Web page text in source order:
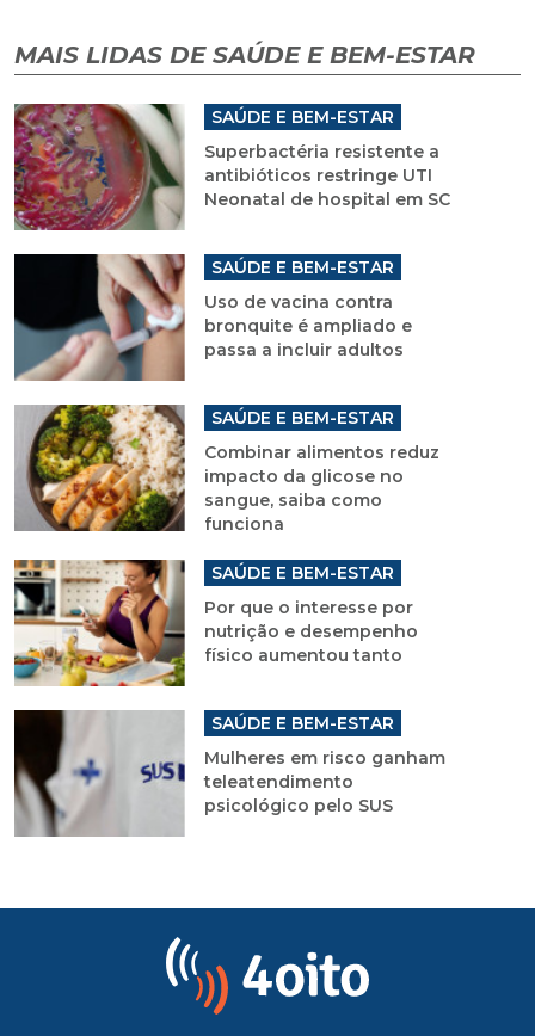
MAIS LIDAS DE SAÚDE E BEM-ESTAR
SAÚDE E BEM-ESTAR
Superbactéria resistente a
antibióticos restringe UTI
Neonatal de hospital em SC
SAÚDE E BEM-ESTAR
Uso de vacina contra
bronquite é ampliado e
passa a incluir adultos
SAÚDE E BEM-ESTAR
Combinar alimentos reduz
impacto da glicose no
sangue, saiba como
funciona
SAÚDE E BEM-ESTAR
Por que o interesse por
nutrição e desempenho
físico aumentou tanto
SAÚDE E BEM-ESTAR
Mulheres em risco ganham
teleatendimento
psicológico pelo SUS